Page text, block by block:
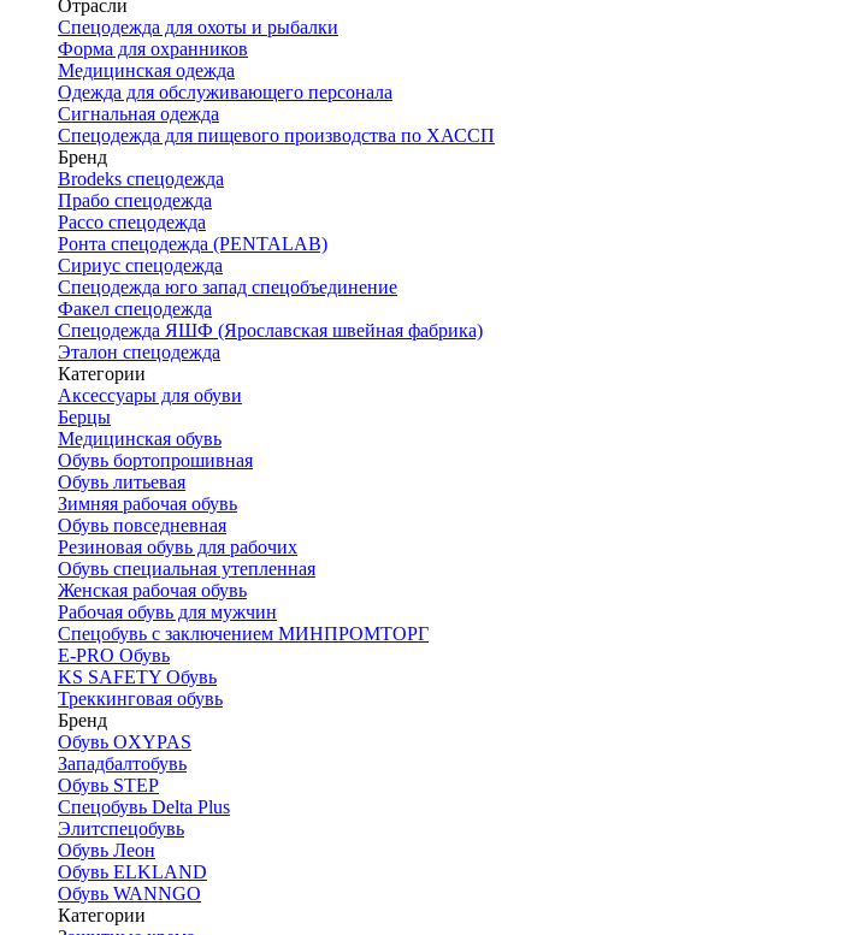
Отрасли
Спецодежда для охоты и рыбалки
Форма для охранников
Медицинская одежда
Одежда для обслуживающего персонала
Сигнальная одежда
Спецодежда для пищевого производства по ХАССП
Бренд
Brodeks спецодежда
Прабо спецодежда
Рассо спецодежда
Ронта спецодежда (PENTALAB)
Сириус спецодежда
Спецодежда юго запад спецобъединение
Факел спецодежда
Спецодежда ЯШФ (Ярославская швейная фабрика)
Эталон спецодежда
Категории
Аксессуары для обуви
Берцы
Медицинская обувь
Обувь бортопрошивная
Обувь литьевая
Зимняя рабочая обувь
Обувь повседневная
Резиновая обувь для рабочих
Обувь специальная утепленная
Женская рабочая обувь
Рабочая обувь для мужчин
Спецобувь с заключением МИНПРОМТОРГ
E-PRO Обувь
KS SAFETY Обувь
Треккинговая обувь
Бренд
Обувь OXYPAS
Западбалтобувь
Обувь STEP
Спецобувь Delta Plus
Элитспецобувь
Обувь Леон
Обувь ELKLAND
Обувь WANNGO
Категории